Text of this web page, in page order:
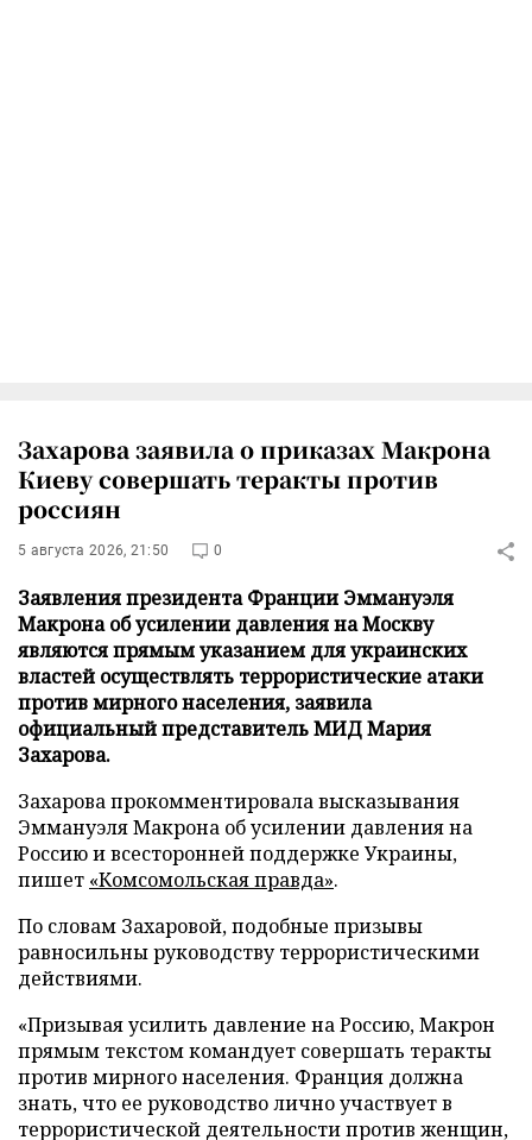
Захарова заявила о приказах Макрона
Киеву совершать теракты против
россиян
5 августа 2026, 21:50 0
Заявления президента Франции Эммануэля
Макрона об усилении давления на Москву
являются прямым указанием для украинских
властей осуществлять террористические атаки
против мирного населения, заявила
официальный представитель МИД Мария
Захарова.
Захарова прокомментировала высказывания
Эммануэля Макрона об усилении давления на
Россию и всесторонней поддержке Украины,
пишет «Комсомольская правда».
По словам Захаровой, подобные призывы
равносильны руководству террористическими
действиями.
«Призывая усилить давление на Россию, Макрон
прямым текстом командует совершать теракты
против мирного населения. Франция должна
знать, что ее руководство лично участвует в
террористической деятельности против женщин,